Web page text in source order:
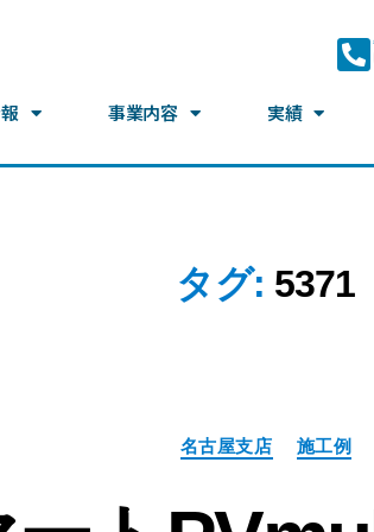
事業内容 実績
タグ: 5371
名古屋支店 施工例